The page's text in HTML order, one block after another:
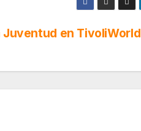
Juventud en TivoliWorld